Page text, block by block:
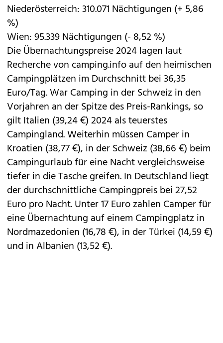
Niederösterreich: 310.071 Nächtigungen (+ 5,86
%)
Wien: 95.339 Nächtigungen (- 8,52 %)
Die Übernachtungspreise 2024 lagen laut
Recherche von camping.info auf den heimischen
Campingplätzen im Durchschnitt bei 36,35
Euro/Tag. War Camping in der Schweiz in den
Vorjahren an der Spitze des Preis-Rankings, so
gilt Italien (39,24 €) 2024 als teuerstes
Campingland. Weiterhin müssen Camper in
Kroatien (38,77 €), in der Schweiz (38,66 €) beim
Campingurlaub für eine Nacht vergleichsweise
tiefer in die Tasche greifen. In Deutschland liegt
der durchschnittliche Campingpreis bei 27,52
Euro pro Nacht. Unter 17 Euro zahlen Camper für
eine Übernachtung auf einem Campingplatz in
Nordmazedonien (16,78 €), in der Türkei (14,59 €)
und in Albanien (13,52 €).